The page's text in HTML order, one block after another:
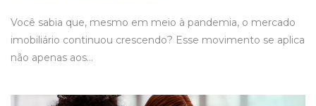
Você sabia que, mesmo em meio à pandemia, o mercado
imobiliário continuou crescendo? Esse movimento se aplica
não apenas aos…